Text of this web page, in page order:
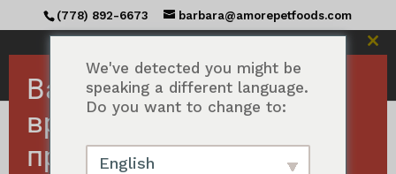
(778) 892-6673 barbara@amorepetfoods.com
Главная / Товары с меткой "Food Topper"
We've detected you might be
speaking a different language.
Do you want to change to:
English
Важно! Заказы в США
временно
приостановлены.